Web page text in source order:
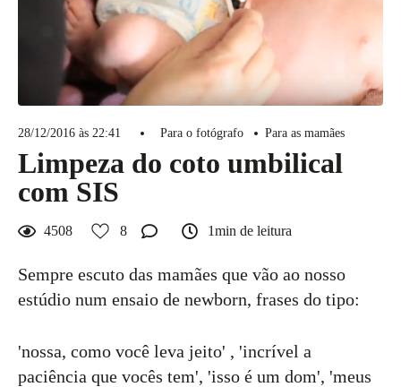
28/12/2016 às 22:41 Para o fotógrafo Para as mamães
Limpeza do coto umbilical
com SIS
4508 8 1min de leitura
Sempre escuto das mamães que vão ao nosso
estúdio num ensaio de newborn, frases do tipo:
'nossa, como você leva jeito' , 'incrível a
paciência que vocês tem', 'isso é um dom', 'meus